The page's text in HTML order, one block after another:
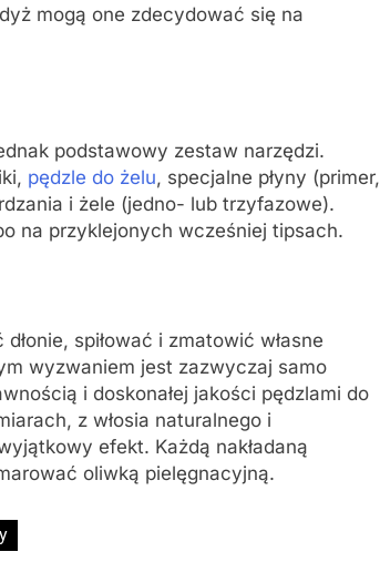
mogą one zdecydować się na
podstawowy zestaw narzędzi.
pędzle do żelu, specjalne płyny (primer,
i żele (jedno- lub trzyfazowe).
na przyklejonych wcześniej tipsach.
spiłować i zmatowić własne
wyzwaniem jest zazwyczaj samo
i doskonałej jakości pędzlami do
z włosia naturalnego i
efekt. Każdą nakładaną
oliwką pielęgnacyjną.